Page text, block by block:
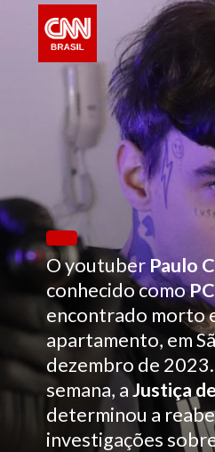
O youtuber Paulo
conhecido como
encontrado morto
apartamento, em
dezembro de
semana, aJustiça
determinou a
investigações